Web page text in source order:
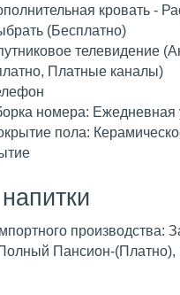
кровать -
(Бесплатно)
телевидение
Платные каналы)
номера: Ежедневная
пола:
производства:
Пансион-(Платно),